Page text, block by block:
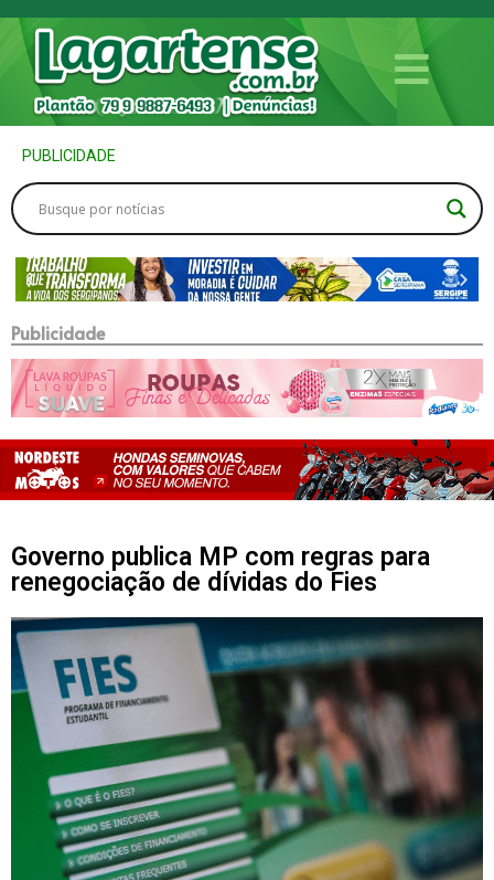
PUBLICIDADE
Publicidade
Governo publica MP com regras para
renegociação de dívidas do Fies